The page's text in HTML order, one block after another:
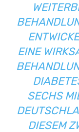
INE
ECHS
IESEM